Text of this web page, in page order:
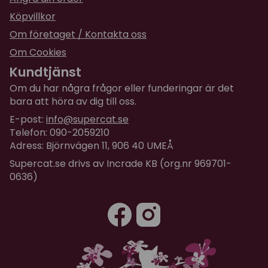
Köpvillkor
Om företaget / Kontakta oss
Om Cookies
Kundtjänst
Om du har några frågor eller funderingar är det
bara att höra av dig till oss.
E-post: info@supercat.se
Telefon: 090-2059210
Adress: Björnvägen 11, 906 40 UMEÅ
Supercat.se drivs av Incrade KB (org.nr 969701-
0636)